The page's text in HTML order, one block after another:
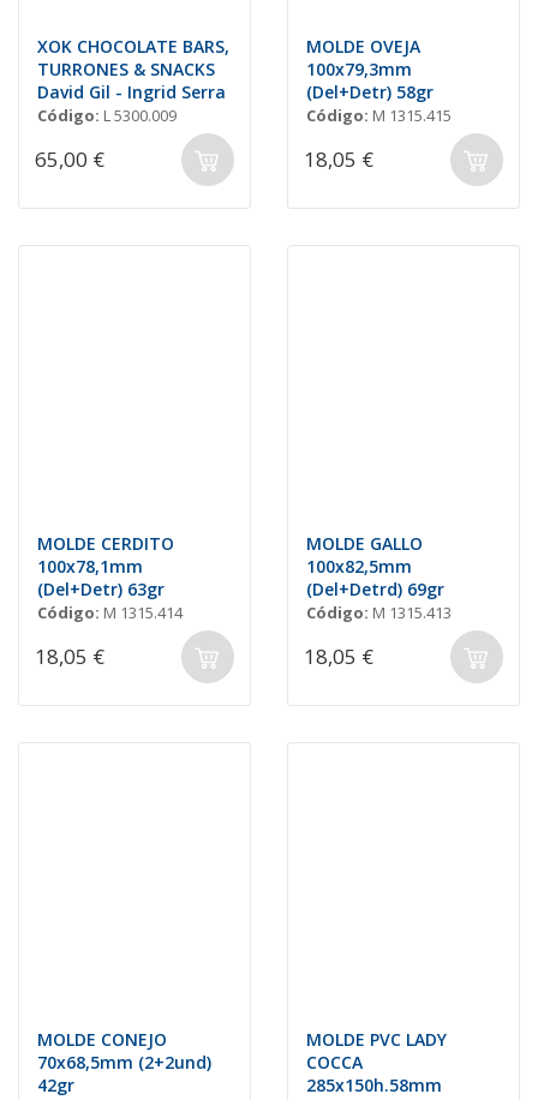
XOK CHOCOLATE BARS,
TURRONES & SNACKS
David Gil - Ingrid Serra
Código: L 5300.009
65,00 €
MOLDE OVEJA
100x79,3mm
(Del+Detr) 58gr
Código: M 1315.415
18,05 €
MOLDE CERDITO
100x78,1mm
(Del+Detr) 63gr
Código: M 1315.414
18,05 €
MOLDE GALLO
100x82,5mm
(Del+Detrd) 69gr
Código: M 1315.413
18,05 €
MOLDE CONEJO
70x68,5mm (2+2und)
42gr
MOLDE PVC LADY
COCCA
285x150h.58mm